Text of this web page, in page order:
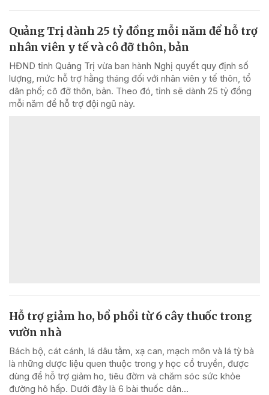
Quảng Trị dành 25 tỷ đồng mỗi năm để hỗ trợ
nhân viên y tế và cô đỡ thôn, bản
HĐND tỉnh Quảng Trị vừa ban hành Nghị quyết quy định số
lượng, mức hỗ trợ hằng tháng đối với nhân viên y tế thôn, tổ
dân phố; cô đỡ thôn, bản. Theo đó, tỉnh sẽ dành 25 tỷ đồng
mỗi năm để hỗ trợ đội ngũ này.
Hỗ trợ giảm ho, bổ phổi từ 6 cây thuốc trong
vườn nhà
Bách bộ, cát cánh, lá dâu tằm, xạ can, mạch môn và lá tỳ bà
là những dược liệu quen thuộc trong y học cổ truyền, được
dùng để hỗ trợ giảm ho, tiêu đờm và chăm sóc sức khỏe
đường hô hấp. Dưới đây là 6 bài thuốc dân...